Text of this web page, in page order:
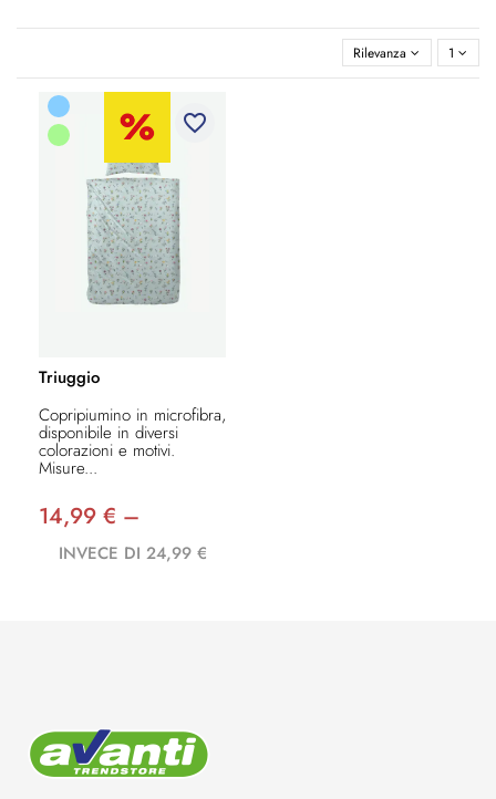
Rilevanza 1
favorite_border
Triuggio
Copripiumino in microfibra,
disponibile in diversi
colorazioni e motivi.
Misure...
14,99 € –
INVECE DI 24,99 €